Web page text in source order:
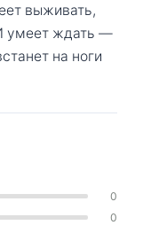
выживать,
умеет ждать —
на ноги
0
0